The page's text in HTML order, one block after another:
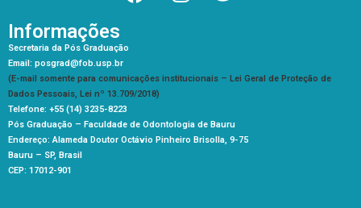
Informações
Secretaria da Pós Graduação
Email: posgrad@fob.usp.br
(E-mail somente para comunicações institucionais – Lei Geral de Proteção de
Dados Pessoais, Lei nº 13.709/2018)
Telefone: +55 (14) 3235-8223
Pós Graduação – Faculdade de Odontologia de Bauru
Endereço: Alameda Doutor Octávio Pinheiro Brisolla, 9-75
Bauru – SP, Brasil
CEP: 17012-901